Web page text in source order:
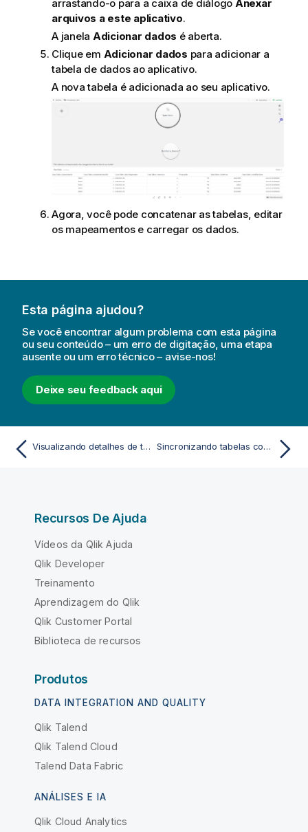
arrastando-o para a caixa de diálogo Anexar
arquivos a este aplicativo.
A janela Adicionar dados é aberta.
Clique em Adicionar dados para adicionar a
tabela de dados ao aplicativo.
A nova tabela é adicionada ao seu aplicativo.
Agora, você pode concatenar as tabelas, editar
os mapeamentos e carregar os dados.
Esta página ajudou?
Se você encontrar algum problema com esta página
ou seu conteúdo – um erro de digitação, uma etapa
ausente ou um erro técnico – avise-nos!
Deixe seu feedback aqui
Visualizando detalhes de transformações de tabelas e campos no Gerenciador de dados Sincronizando tabelas com script no Gerenciador de dados
Recursos De Ajuda
Vídeos da Qlik Ajuda
Qlik Developer
Treinamento
Aprendizagem do Qlik
Qlik Customer Portal
Biblioteca de recursos
Produtos
DATA INTEGRATION AND QUALITY
Qlik Talend
Qlik Talend Cloud
Talend Data Fabric
ANÁLISES E IA
Qlik Cloud Analytics